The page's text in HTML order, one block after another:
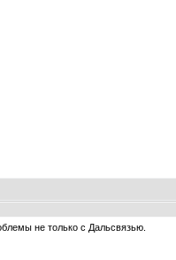
не только с Дальсвязью.